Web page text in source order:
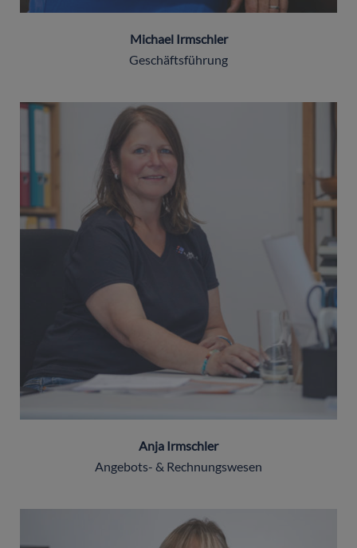
Michael Irmschler
Geschäftsführung
Anja Irmschler
Angebots- & Rechnungswesen